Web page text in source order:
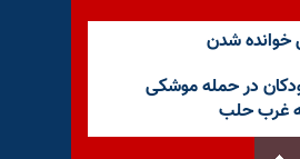
خوانده شدن
در حمله موشکی
غرب حلب